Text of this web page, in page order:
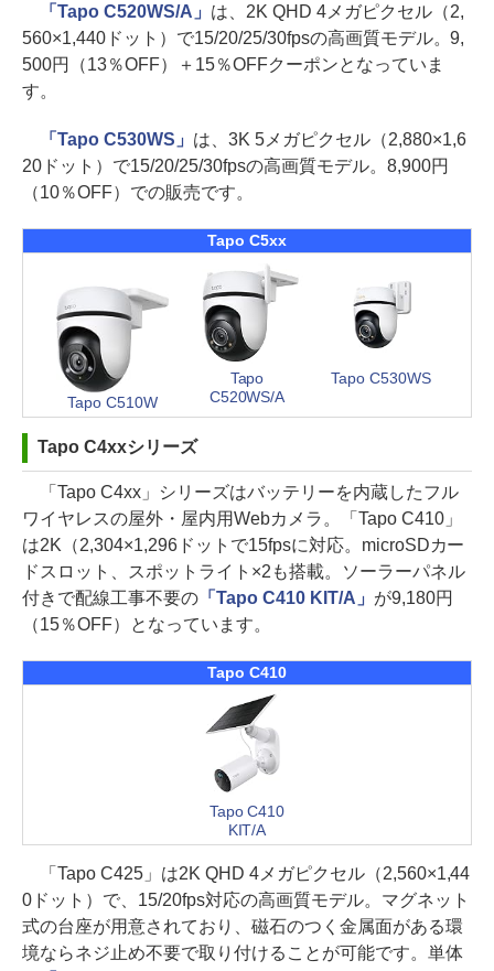
「Tapo C520WS/A」 は、2K QHD 4メガピクセル（2,
560×1,440ドット）で15/20/25/30fpsの高画質モデル。9,
500円（13％OFF）＋15％OFFクーポンとなっていま
す。
「Tapo C530WS」 は、3K 5メガピクセル（2,880×1,6
20ドット）で15/20/25/30fpsの高画質モデル。8,900円
（10％OFF）での販売です。
Tapo C5xx
Tapo C510W
Tapo
C520WS/A
Tapo C530WS
Tapo C4xxシリーズ
「Tapo C4xx」シリーズはバッテリーを内蔵したフル
ワイヤレスの屋外・屋内用Webカメラ。「Tapo C410」
は2K（2,304×1,296ドットで15fpsに対応。microSDカー
ドスロット、スポットライト×2も搭載。ソーラーパネル
付きで配線工事不要の「Tapo C410 KIT/A」 が9,180円
（15％OFF）となっています。
Tapo C410
Tapo C410
KIT/A
「Tapo C425」は2K QHD 4メガピクセル（2,560×1,44
0ドット）で、15/20fps対応の高画質モデル。マグネット
式の台座が用意されており、磁石のつく金属面がある環
境ならネジ止め不要で取り付けることが可能です。単体